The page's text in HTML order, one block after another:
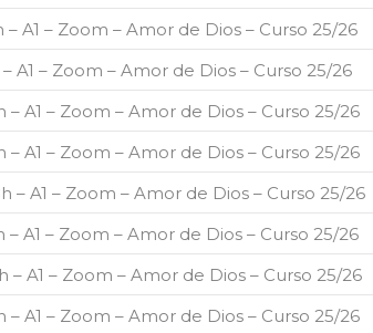
– A1 – Zoom – Amor de Dios – Curso 25/26
– A1 – Zoom – Amor de Dios – Curso 25/26
– A1 – Zoom – Amor de Dios – Curso 25/26
– A1 – Zoom – Amor de Dios – Curso 25/26
– A1 – Zoom – Amor de Dios – Curso 25/26
– A1 – Zoom – Amor de Dios – Curso 25/26
– A1 – Zoom – Amor de Dios – Curso 25/26
– A1 – Zoom – Amor de Dios – Curso 25/26